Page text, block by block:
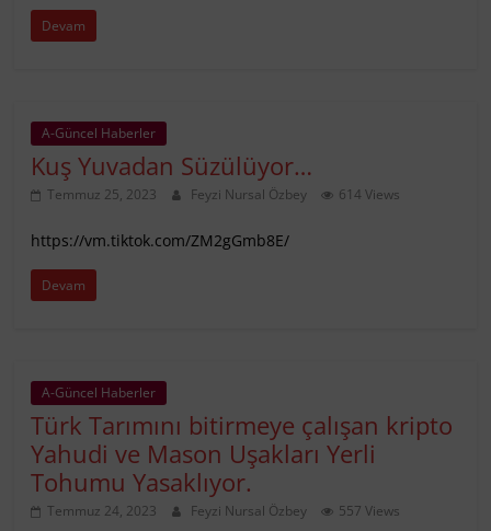
Devam
A-Güncel Haberler
Kuş Yuvadan Süzülüyor…
Temmuz 25, 2023 Feyzi Nursal Özbey 614 Views
https://vm.tiktok.com/ZM2gGmb8E/
Devam
A-Güncel Haberler
Türk Tarımını bitirmeye çalışan kripto
Yahudi ve Mason Uşakları Yerli
Tohumu Yasaklıyor.
Temmuz 24, 2023 Feyzi Nursal Özbey 557 Views